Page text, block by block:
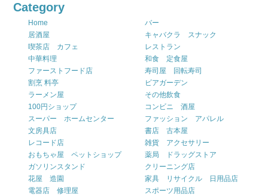
Category
Home
バー
居酒屋
キャバクラ スナック
喫茶店 カフェ
レストラン
中華料理
和食 定食屋
ファーストフード店
寿司屋 回転寿司
割烹 料亭
ビアガーデン
ラーメン屋
その他飲食
100円ショップ
コンビニ 酒屋
スーパー ホームセンター
ファッション アパレル
文房具店
書店 古本屋
レコード店
雑貨 アクセサリー
おもちゃ屋 ペットショップ
薬局 ドラッグストア
ガソリンスタンド
クリーニング店
花屋 造園
家具 リサイクル 日用品店
電器店 修理屋
スポーツ用品店